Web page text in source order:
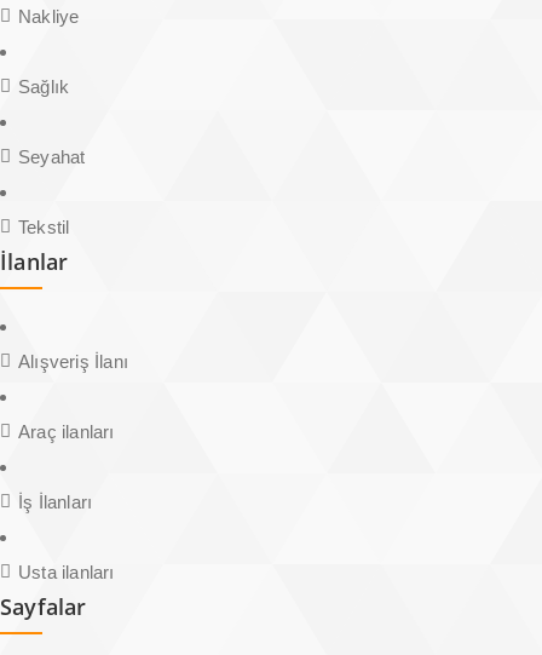
Nakliye
Sağlık
Seyahat
Tekstil
İlanlar
Alışveriş İlanı
Araç ilanları
İş İlanları
Usta ilanları
Sayfalar